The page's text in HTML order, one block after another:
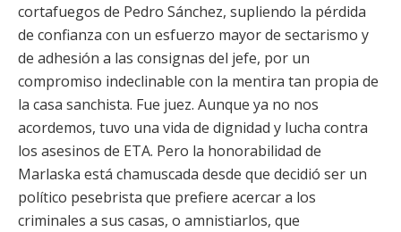
cortafuegos de Pedro Sánchez, supliendo la pérdida
de confianza con un esfuerzo mayor de sectarismo y
de adhesión a las consignas del jefe, por un
compromiso indeclinable con la mentira tan propia de
la casa sanchista. Fue juez. Aunque ya no nos
acordemos, tuvo una vida de dignidad y lucha contra
los asesinos de ETA. Pero la honorabilidad de
Marlaska está chamuscada desde que decidió ser un
político pesebrista que prefiere acercar a los
criminales a sus casas, o amnistiarlos, que